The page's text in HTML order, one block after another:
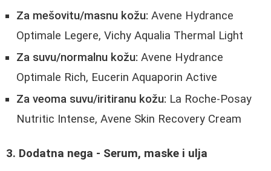
Za mešovitu/masnu kožu: Avene Hydrance
Optimale Legere, Vichy Aqualia Thermal Light
Za suvu/normalnu kožu: Avene Hydrance
Optimale Rich, Eucerin Aquaporin Active
Za veoma suvu/iritiranu kožu: La Roche-Posay
Nutritic Intense, Avene Skin Recovery Cream
3. Dodatna nega - Serum, maske i ulja